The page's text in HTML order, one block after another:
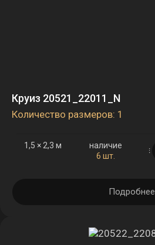
Круиз 20521_22011_N
Количество размеров: 1
1,5 × 2,3 м
наличие
6 шт.
в корзине
Подробнее